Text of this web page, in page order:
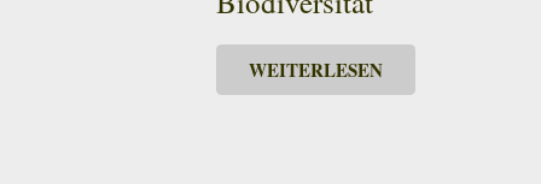
WEITERLESEN